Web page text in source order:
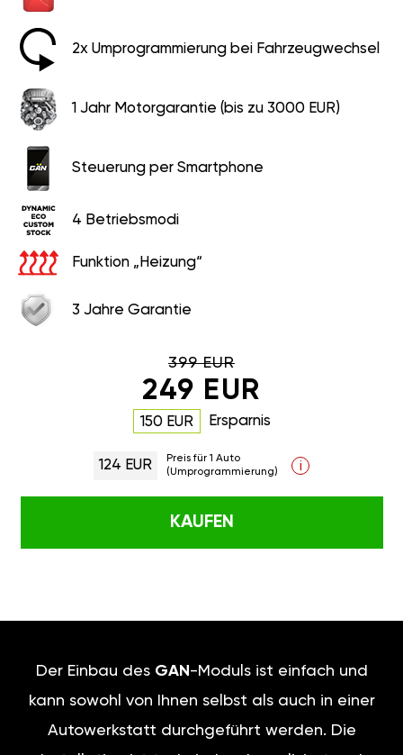
2x Umprogrammierung bei Fahrzeugwechsel
1 Jahr Motorgarantie (bis zu 3000 EUR)
Steuerung per Smartphone
4 Betriebsmodi
Funktion „Heizung“
3 Jahre Garantie
399 EUR
249 EUR
150 EUR Ersparnis
124 EUR
Preis für 1 Auto
(Umprogrammierung)
i
KAUFEN
Der Einbau des GAN -Moduls ist einfach und
kann sowohl von Ihnen selbst als auch in einer
Autowerkstatt durchgeführt werden. Die